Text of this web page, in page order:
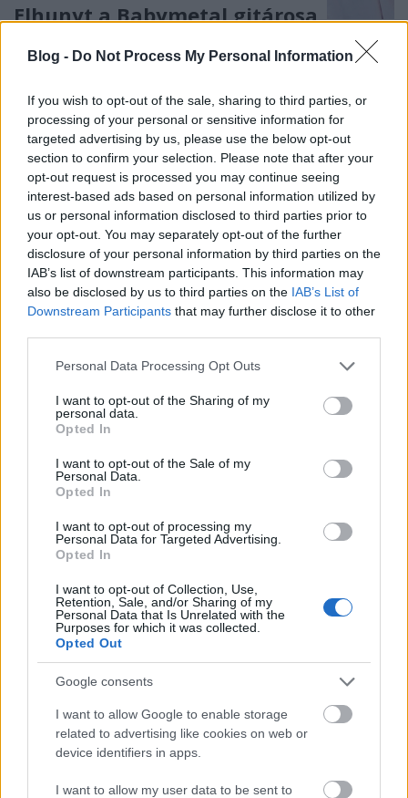
Blog - Do Not Process My Personal Information
If you wish to opt-out of the sale, sharing to third parties, or
processing of your personal or sensitive information for
targeted advertising by us, please use the below opt-out
section to confirm your selection. Please note that after your
opt-out request is processed you may continue seeing
interest-based ads based on personal information utilized by
us or personal information disclosed to third parties prior to
your opt-out. You may separately opt-out of the further
disclosure of your personal information by third parties on the
IAB’s list of downstream participants. This information may
also be disclosed by us to third parties on the IAB’s List of
Downstream Participants that may further disclose it to other
Please note that this website/app uses one or more Google
not limited to your visit or usage behaviour. You may click to
grant or deny consent to Google and its third-party tags to
use your data for below specified purposes in below Google
consent section.
Personal Data Processing Opt Outs
I want to opt-out of the Sharing of my
personal data.
Opted In
I want to opt-out of the Sale of my
Personal Data.
Opted In
I want to opt-out of processing my
Personal Data for Targeted Advertising.
Opted In
I want to opt-out of Collection, Use,
Retention, Sale, and/or Sharing of my
Personal Data that Is Unrelated with the
Purposes for which it was collected.
Opted Out
Google consents
I want to allow Google to enable storage
related to advertising like cookies on web or
device identifiers in apps.
I want to allow my user data to be sent to
Elhunyt a Babymetal gitárosa
A 2010-ben indult, nagy sikert aratott sajátos pop-
metál produkció kísérőzenekarában játszó Mikio
Fujioka 36 éves volt.
A felkelő pop ereje – A japán zene tíz
sarokköve (1. rész: GS, pszichedélia,
prerecorder•2016. október 23.
Japán, amellett, hogy a világ második legnagyobb
zenei piaca, az egyik legváltozatosabb is, ráadásul,
mivel az ország zenei élete gyakorlatilag Tokióra és
még három-négy nagyvárosra koncentrálódik, egy
relatíve kicsi és zárt közegben él egymás mellett a
legkülönfélébb műfajokban alkotó,…